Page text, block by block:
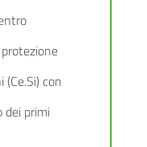
con
dei primi